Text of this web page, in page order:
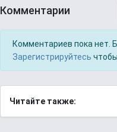
Комментарии
Комментариев пока нет.
Зарегистрируйтесь
Читайте также: